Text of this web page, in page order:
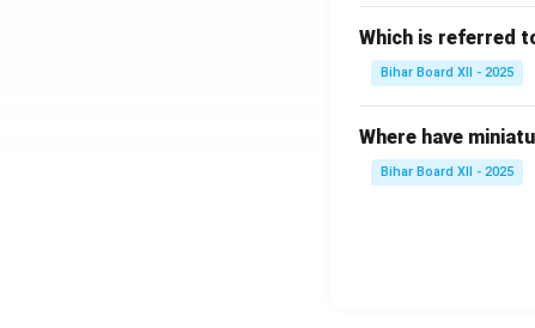
Which is referred
Bihar Board XII - 2025
Where have
Bihar Board XII - 2025